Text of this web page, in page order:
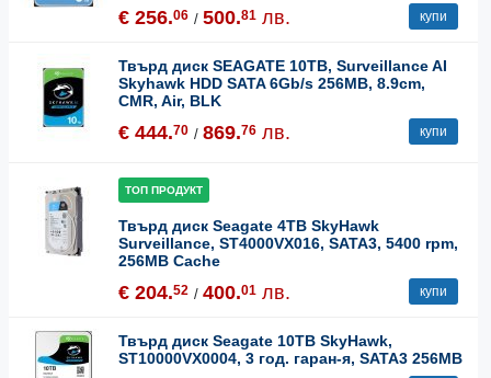
€ 256.06 / 500.81 лв. купи
Твърд диск SEAGATE 10TB, Surveillance AI
Skyhawk HDD SATA 6Gb/s 256MB, 8.9cm,
CMR, Air, BLK
€ 444.70 / 869.76 лв. купи
ТОП ПРОДУКТ
Твърд диск Seagate 4TB SkyHawk
Surveillance, ST4000VX016, SATA3, 5400 rpm,
256MB Cache
€ 204.52 / 400.01 лв. купи
Твърд диск Seagate 10TB SkyHawk,
ST10000VX0004, 3 год. гаран-я, SATA3 256MB